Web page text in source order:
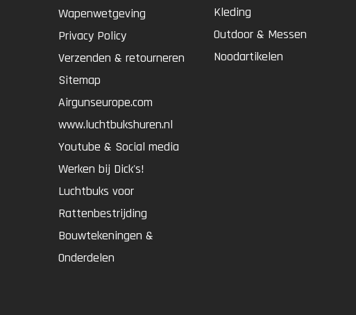
Wapenwetgeving
Privacy Policy
Verzenden & retourneren
Sitemap
Airgunseurope.com
www.luchtbukshuren.nl
Youtube & Social media
Werken bij Dick's!
Luchtbuks voor
Rattenbestrijding
Bouwtekeningen &
Onderdelen
Kleding
Outdoor & Messen
Noodartikelen